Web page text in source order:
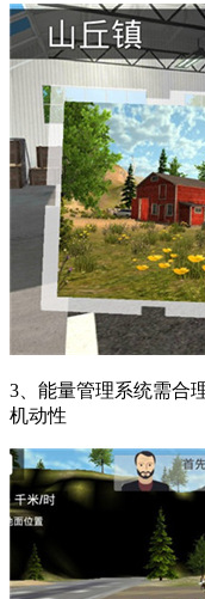
3、能量管理系统需合
机动性